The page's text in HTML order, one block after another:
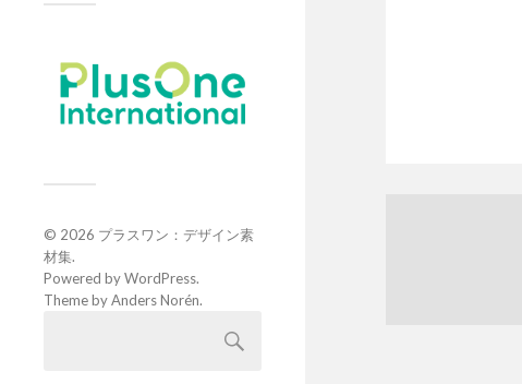
© 2026 プラスワン：デザイン素
材集.
Powered byWordPress.
Theme byAnders Norén.